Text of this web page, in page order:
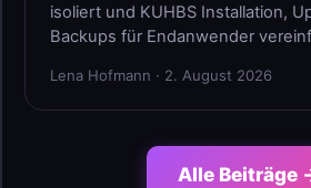
isoliert und KUHBS Installation,
Backups für Endanwender
Lena Hofmann · 2. August 2026
Alle Beiträge